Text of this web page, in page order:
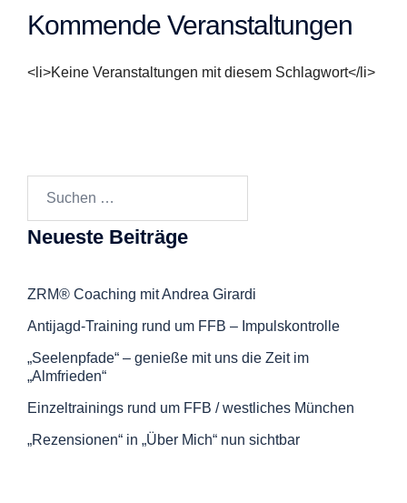
Kommende Veranstaltungen
<li>Keine Veranstaltungen mit diesem Schlagwort</li>
Neueste Beiträge
ZRM® Coaching mit Andrea Girardi
Antijagd-Training rund um FFB – Impulskontrolle
„Seelenpfade“ – genieße mit uns die Zeit im
„Almfrieden“
Einzeltrainings rund um FFB / westliches München
„Rezensionen“ in „Über Mich“ nun sichtbar